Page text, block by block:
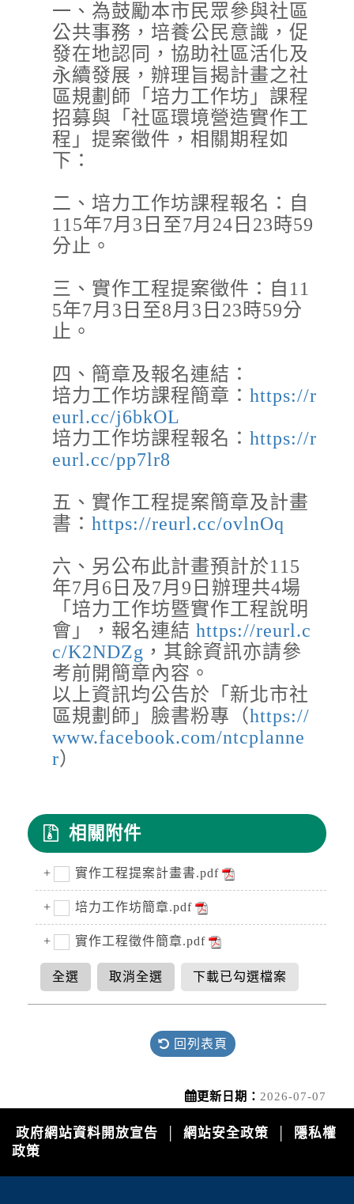
強風
2026-08-09, 10:32│中央氣象署
今(9)日第13號颱風及其外圍環流影響，基隆市、
臺北市、新北市、桃園市、新竹市、新竹縣、苗
栗縣、臺中市、南投縣、彰化縣、屏東縣、宜蘭
縣、臺東縣(含綠島、蘭嶼)、澎湖縣、連江...
道路封閉
2026-08-08, 21:00│交通部公路局
管制原因: 淡江大橋強風預警性封閉管制機車
道、自行車道及人行道，氣象預測風速達8級
風。
水門資訊
颱風來襲，預計於 115 年 8 月 8 日 17 時整執行
市轄橫移門、越堤道及堤外便道只出不進管制，
並於 18 時整執行橫移門、越堤道及堤外便道封
閉作業；管制範圍為『二重疏...
2026-08-08, 17:00│新北市政府
交通局指出，橫移門周邊部分紅黃線開放停車路
段，包含新店溪流域、大漢溪右岸與左岸、淡水
河流域等處，部分為雙邊開放停車，部分為單
邊，詳洽新北市府官網。 交通局補充...
開放路邊停車
颱風來襲，預計於 115 年 8 月 8 日 17 時整執行
市轄橫移門、越堤道及堤外便道只出不進管制，
並於 18 時整執行橫移門、越堤道及堤外便道封
閉作業；管制範圍為『二重疏...
國家森林遊樂區
2026-08-09, 00:00│農業部林業及自然保育署
白海豚颱風休園 預計開始日期：2026年08月09
日 預計恢復日期：2026年08月10日
國家森林遊樂區
2026-08-09, 00:00│農業部林業及自然保育署
颱風休園：白海豚颱風休園 預計開始時間：
2026年08月09日 00:00 預計恢復時間：2026年
08月09日 23:00
辦理龍潭給水廠高壓電氣設備檢驗 等三合一工程
一、為鼓勵本市民眾參與社區
公共事務，培養公民意識，促
發在地認同，協助社區活化及
永續發展，辦理旨揭計畫之社
區規劃師「培力工作坊」課程
招募與「社區環境營造實作工
程」提案徵件，相關期程如
下：
二、培力工作坊課程報名：自
115年7月3日至7月24日23時59
分止。
三、實作工程提案徵件：自11
5年7月3日至8月3日23時59分
止。
四、簡章及報名連結：
培力工作坊課程簡章： https://r
eurl.cc/j6bkOL
培力工作坊課程報名： https://r
eurl.cc/pp7lr8
五、實作工程提案簡章及計畫
書： https://reurl.cc/ovlnOq
六、另公布此計畫預計於115
年7月6日及7月9日辦理共4場
「培力工作坊暨實作工程說明
會」，報名連結 https://reurl.c
c/K2NDZg ，其餘資訊亦請參
考前開簡章內容。
以上資訊均公告於「新北市社
區規劃師」臉書粉專（https://
www.facebook.com/ntcplanne
r）
相關附件
實作工程提案計畫書.pdf
培力工作坊簡章.pdf
實作工程徵件簡章.pdf
全選 取消全選 下載已勾選檔案
回列表頁
更新日期： 2026-07-07
政府網站資料開放宣告 網站安全政策
隱私權
政策